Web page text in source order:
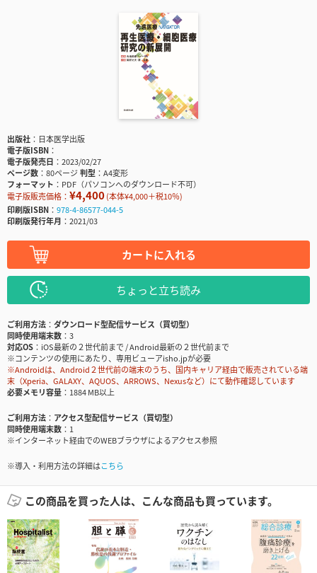
出版社
日本医学出版
電子版ISBN
電子版発売日
2023/02/27
ページ数
80ページ判型
A4変形
フォーマット
PDF（パソコンへのダウンロード不可）
電子版販売価格： ¥4,400(本体¥4,000＋税10％)
印刷版ISBN
978-4-86577-044-5
印刷版発行年月
2021/03
カートに入れる
ちょっと立ち読み
ご利用方法
ダウンロード型配信サービス（買切型）
同時使用端末数
3
対応OS
iOS最新の２世代前まで / Android最新の２世代前まで
※コンテンツの使用にあたり、専用ビューアisho.jpが必要
※Androidは、Android２世代前の端末のうち、国内キャリア経由で販売されている端
末（Xperia、GALAXY、AQUOS、ARROWS、Nexusなど）にて動作確認しています
必要メモリ容量
1884 MB以上
ご利用方法
アクセス型配信サービス（買切型）
同時使用端末数
1
※インターネット経由でのWEBブラウザによるアクセス参照
※導入・利用方法の詳細はこちら
この商品を買った人は、こんな商品も買っています。